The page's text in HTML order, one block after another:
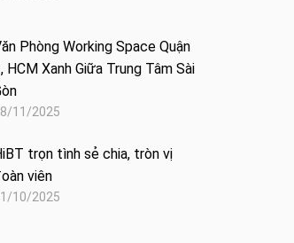
Phòng Working Space Quận
HCM Xanh Giữa Trung Tâm Sài
11/2025
trọn tình sẻ chia, tròn vị
viên
10/2025